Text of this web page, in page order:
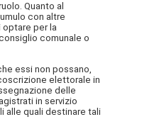
Quanto al
con altre
optare per la
comunale o
essi non possano,
elettorale in
delle
in servizio
alle quali destinare tali